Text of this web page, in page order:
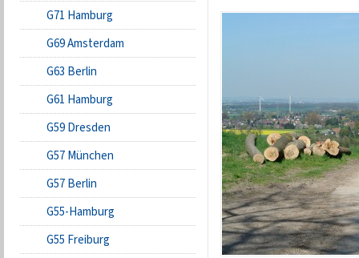
G71 Hamburg
G69 Amsterdam
G63 Berlin
G61 Hamburg
G59 Dresden
G57 München
G57 Berlin
G55-Hamburg
G55 Freiburg